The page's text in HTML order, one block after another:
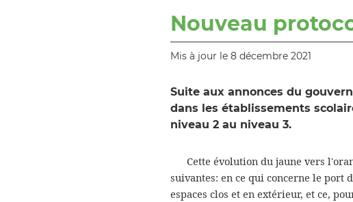
Nouveau
Mis à jour le 8 décembre 2021
Suite aux annonces du
dans les établissements
niveau 2 au niveau 3.
Cette évolution du jaune vers
suivantes: en ce qui concerne le port
espaces clos et en extérieur, et ce,